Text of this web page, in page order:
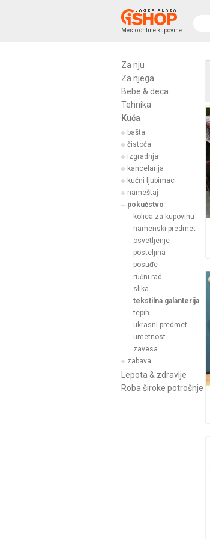
Mesto online kupovine
Za nju
Za njega
Bebe & deca
Tehnika
Kuća
bašta
čistoća
izgradnja
kancelarija
kućni ljubimac
nameštaj
pokućstvo
kolica za kupovinu
namenski predmet
osvetljenje
posteljina
posuđe
ručni rad
slika
tekstilna galanterija
tepih
ukrasni predmet
umetnost
zavesa
zabava
Lepota & zdravlje
Roba široke potrošnje